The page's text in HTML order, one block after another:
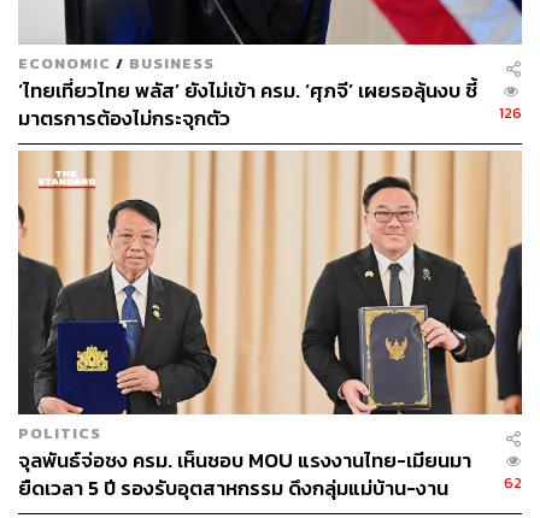
ECONOMIC / BUSINESS
‘ไทยเที่ยวไทย พลัส’ ยังไม่เข้า ครม. ‘ศุภจี’ เผยรอลุ้นงบ ชี้
มาตรการต้องไม่กระจุกตัว
126
POLITICS
จุลพันธ์จ่อชง ครม. เห็นชอบ MOU แรงงานไทย-เมียนมา
ยืดเวลา 5 ปี รองรับอุตสาหกรรม ดึงกลุ่มแม่บ้าน-งาน
62